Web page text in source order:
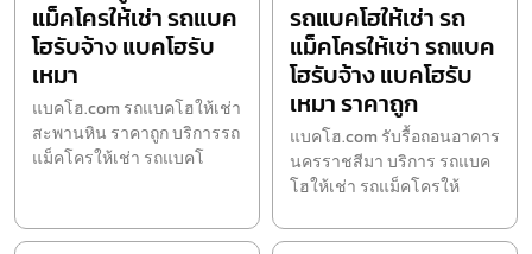
แม็คโครให้เช่า รถแบค
โฮรับจ้าง แบคโฮรับ
เหมา
แบคโฮ.com รถแบคโฮให้เช่า
สะพานหิน ราคาถูก บริการรถ
แม็คโครให้เช่า รถแบคโ
รถแบคโฮให้เช่า รถ
แม็คโครให้เช่า รถแบค
โฮรับจ้าง แบคโฮรับ
เหมา ราคาถูก
แบคโฮ.com รับรื้อถอนอาคาร
นครราชสีมา บริการ รถแบค
โฮให้เช่า รถแม็คโครให้